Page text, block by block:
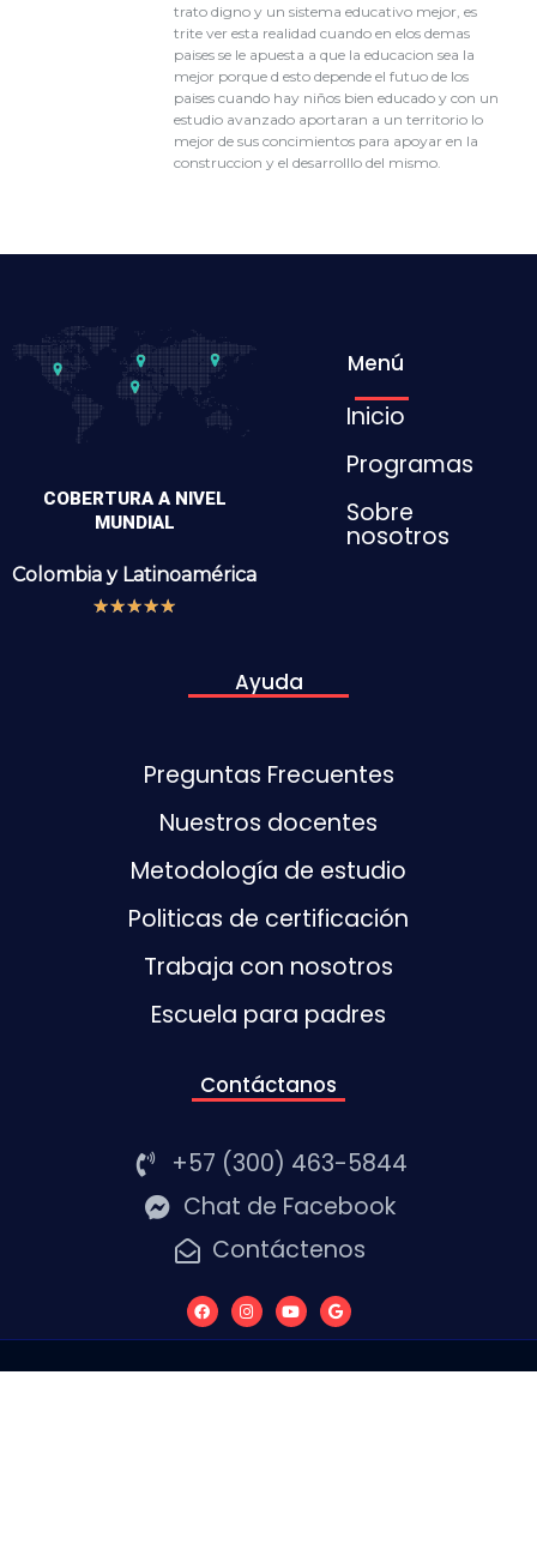
trato digno y un sistema educativo mejor, es
trite ver esta realidad cuando en elos demas
paises se le apuesta a que la educacion sea la
mejor porque d esto depende el futuo de los
paises cuando hay niños bien educado y con un
estudio avanzado aportaran a un territorio lo
mejor de sus concimientos para apoyar en la
construccion y el desarrolllo del mismo.
COBERTURA A NIVEL
MUNDIAL
Colombia y Latinoamérica
★★★★★
Menú
Inicio
Programas
Sobre
nosotros
Ayuda
Preguntas Frecuentes
Nuestros docentes
Metodología de estudio
Politicas de certificación
Trabaja con nosotros
Escuela para padres
Contáctanos
+57 (300) 463-5844
Chat de Facebook
Contáctenos